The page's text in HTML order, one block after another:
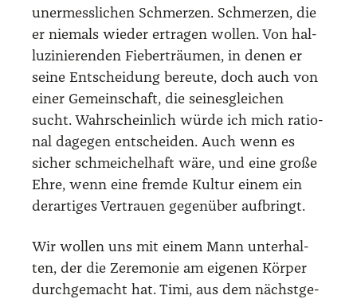
uner­mess­li­chen Schmer­zen. Schmer­zen, die
er nie­mals wie­der ertra­gen wol­len. Von hal­
lu­zi­nie­ren­den Fie­ber­träu­men, in denen er
sei­ne Ent­schei­dung bereu­te, doch auch von
einer Gemein­schaft, die sei­nes­glei­chen
sucht. Wahr­schein­lich wür­de ich mich ratio­
nal dage­gen ent­schei­den. Auch wenn es
sicher schmei­chel­haft wäre, und eine gro­ße
Ehre, wenn eine frem­de Kul­tur einem ein
der­ar­ti­ges Ver­trau­en gegen­über auf­bringt.
Wir wol­len uns mit einem Mann unter­hal­
ten, der die Zere­mo­nie am eige­nen Kör­per
durch­ge­macht hat. Timi, aus dem nächst­ge­